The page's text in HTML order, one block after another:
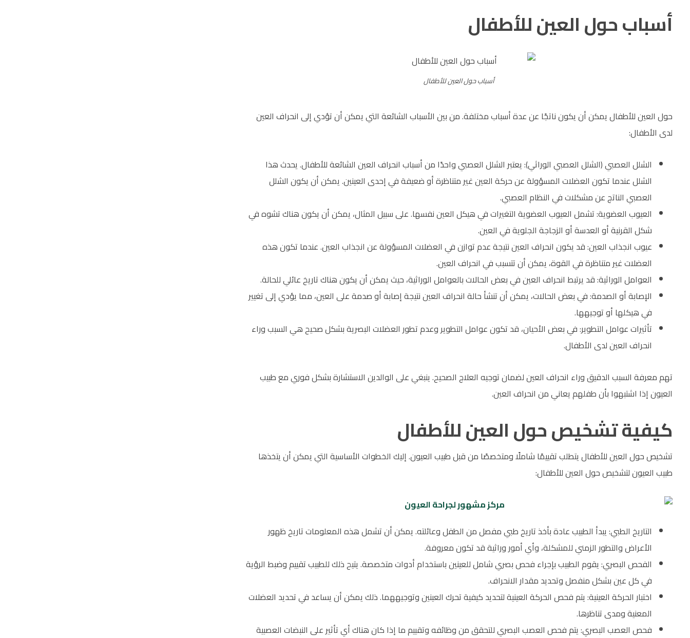
أسباب حول العين للأطفال
أسباب حول العين للأطفال
حول العين للأطفال يمكن أن يكون ناتجًا عن عدة أسباب مختلفة. من بين الأسباب الشائعة التي يمكن أن تؤدي إلى انحراف العين
لدى الأطفال:
الشلل العصبي (الشلل العصبي الوراثي): يعتبر الشلل العصبي واحدًا من أسباب انحراف العين الشائعة للأطفال. يحدث هذا
الشلل عندما تكون العضلات المسؤولة عن حركة العين غير متناظرة أو ضعيفة في إحدى العينين. يمكن أن يكون الشلل
العصبي الناتج عن مشكلات في النظام العصبي.
العيوب العضوية: تشمل العيوب العضوية التغيرات في هيكل العين نفسها. على سبيل المثال، يمكن أن يكون هناك تشوه في
شكل القرنية أو العدسة أو الزجاجة الجلوية في العين.
عيوب انجذاب العين: قد يكون انحراف العين نتيجة عدم توازن في العضلات المسؤولة عن انجذاب العين. عندما تكون هذه
العضلات غير متناظرة في القوة، يمكن أن تتسبب في انحراف العين.
العوامل الوراثية: قد يرتبط انحراف العين في بعض الحالات بالعوامل الوراثية، حيث يمكن أن يكون هناك تاريخ عائلي للحالة.
الإصابة أو الصدمة: في بعض الحالات، يمكن أن تنشأ حالة انحراف العين نتيجة إصابة أو صدمة على العين، مما يؤدي إلى تغيير
في هيكلها أو توجيهها.
تأثيرات عوامل التطوير: في بعض الأحيان، قد تكون عوامل التطوير وعدم تطور العضلات البصرية بشكل صحيح هي السبب وراء
انحراف العين لدى الأطفال.
تهم معرفة السبب الدقيق وراء انحراف العين لضمان توجيه العلاج الصحيح. ينبغي على الوالدين الاستشارة بشكل فوري مع طبيب
العيون إذا اشتبهوا بأن طفلهم يعاني من انحراف العين.
كيفية تشخيص حول العين للأطفال
تشخيص حول العين للأطفال يتطلب تقييمًا شاملًا ومتخصصًا من قبل طبيب العيون. إليك الخطوات الأساسية التي يمكن أن يتخذها
طبيب العيون لتشخيص حول العين للأطفال:
التاريخ الطبي: يبدأ الطبيب عادة بأخذ تاريخ طبي مفصل من الطفل وعائلته. يمكن أن تشمل هذه المعلومات تاريخ ظهور
الأعراض والتطور الزمني للمشكلة، وأي أمور وراثية قد تكون معروفة.
الفحص البصري: يقوم الطبيب بإجراء فحص بصري شامل للعينين باستخدام أدوات متخصصة. يتيح ذلك للطبيب تقييم وضبط الرؤية
في كل عين بشكل منفصل وتحديد مقدار الانحراف.
اختبار الحركة العينية: يتم فحص الحركة العينية لتحديد كيفية تحرك العينين وتوجيههما. ذلك يمكن أن يساعد في تحديد العضلات
المعنية ومدى تناظرها.
فحص العصب البصري: يتم فحص العصب البصري للتحقق من وظائفه وتقييم ما إذا كان هناك أي تأثير على النبضات العصبية